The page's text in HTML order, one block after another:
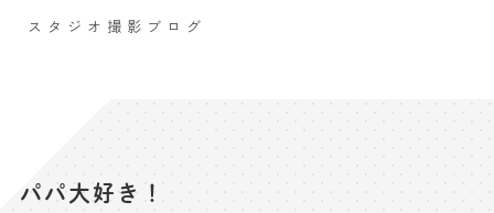
お宮参り写真撮影
ハーフバースデー撮影
スタジオ撮影ブログ
パパ大好き！